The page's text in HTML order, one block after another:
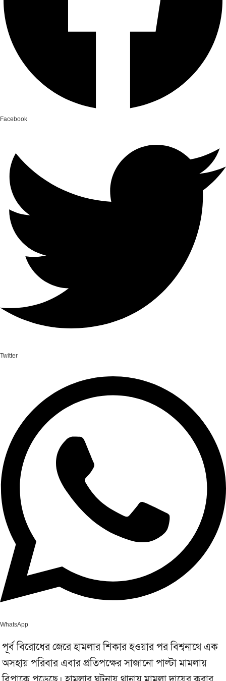
Facebook
Twitter
WhatsApp
পূর্ব বিরোধের জেরে হামলার শিকার হওয়ার পর বিশ্বনাথে এক
অসহায় পরিবার এবার প্রতিপক্ষের সাজানো পাল্টা মামলায়